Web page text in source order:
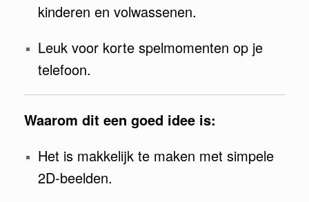
kinderen en volwassenen.
Leuk voor korte spelmomenten op je
telefoon.
Waarom dit een goed idee is:
Het is makkelijk te maken met simpele
2D-beelden.